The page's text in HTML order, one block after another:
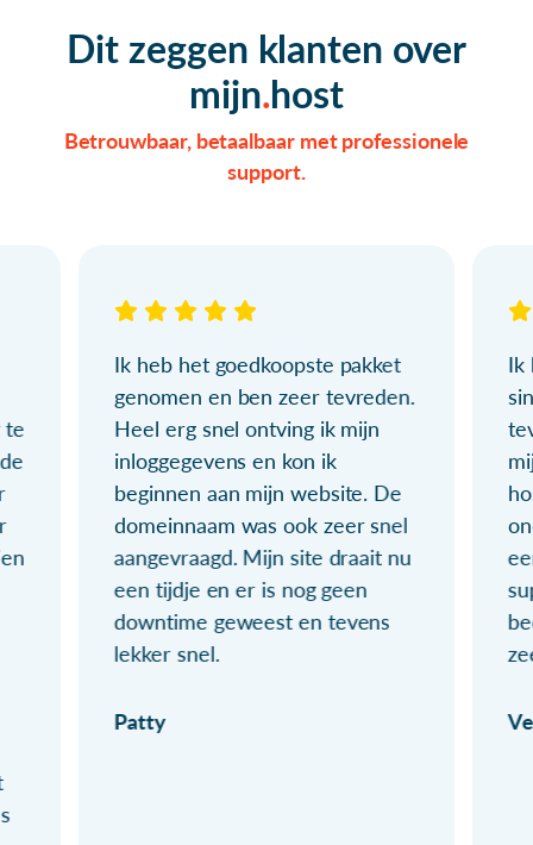
Dit zeggen klanten over
mijn host
Betrouwbaar, betaalbaar met professionele
support.
te
Ik heb het goedkoopste pakket
genomen en ben zeer tevreden.
Heel erg snel ontving ik mijn
inloggegevens en kon ik
beginnen aan mijn website. De
domeinnaam was ook zeer snel
aangevraagd. Mijn site draait nu
een tijdje en er is nog geen
downtime geweest en tevens
lekker snel.
Patty
Ik